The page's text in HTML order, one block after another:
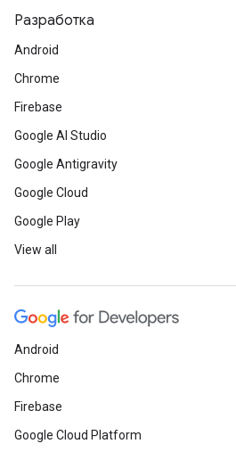
Разработка
Android
Chrome
Firebase
Google AI Studio
Google Antigravity
Google Cloud
Google Play
View all
Android
Chrome
Firebase
Google Cloud Platform